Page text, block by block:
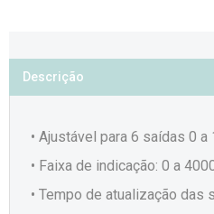
Descrição
• Ajustável para 6 saídas 0 a
• Faixa de indicação: 0 a
• Tempo de atualização das